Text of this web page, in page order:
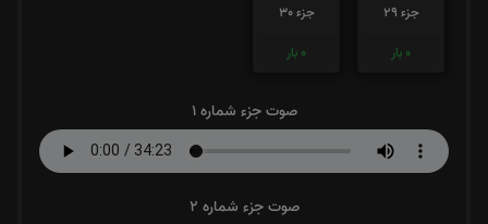
جزء 29
0 بار
جزء 30
0 بار
صوت جزء شماره 1
صوت جزء شماره 2